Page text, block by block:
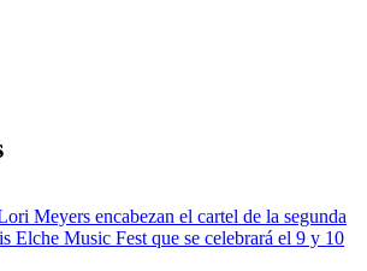
Meyers encabezan el cartel de la segunda
Elche Music Fest que se celebrará el 9 y 10